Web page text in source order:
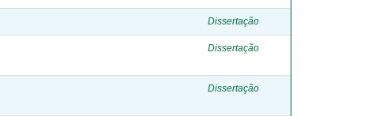
Dissertação
Dissertação
Dissertação